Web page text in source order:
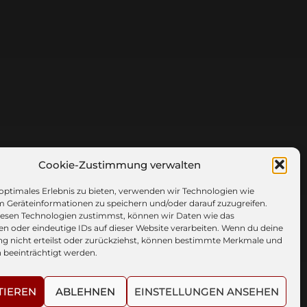
Cookie-Zustimmung verwalten
Erlebnis zu bieten, verwenden wir Technologien wie
Geräteinformationen zu speichern und/oder darauf zuzugreifen.
Technologien zustimmst, können wir Daten wie das
oder eindeutige IDs auf dieser Website verarbeiten. Wenn du deine
nicht erteilst oder zurückziehst, können bestimmte Merkmale und
beeinträchtigt werden.
ABLEHNEN EINSTELLUNGEN ANSEHEN